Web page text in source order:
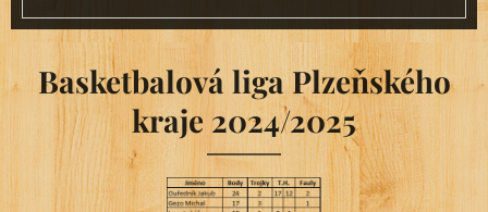
Basketbalová liga Plzeňského
kraje 2024/2025